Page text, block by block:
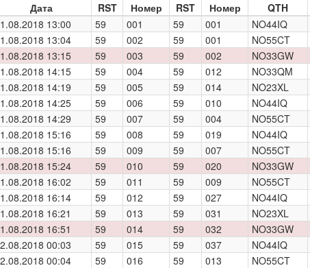
Дата
QTH
RST Номер RST
Номер
13:00 59 001 59 001 NO44IQ
13:04 59 002 59 001 NO55CT
13:15 59 003 59 002 NO33GW
14:15 59 004 59 012 NO33QM
14:19 59 005 59 014 NO23XL
14:25 59 006 59 010 NO44IQ
14:29 59 007 59 004 NO55CT
15:16 59 008 59 019 NO44IQ
15:16 59 009 59 007 NO55CT
15:24 59 010 59 020 NO33GW
16:02 59 011 59 009 NO55CT
16:14 59 012 59 027 NO44IQ
16:21 59 013 59 031 NO23XL
16:51 59 014 59 032 NO33GW
00:03 59 015 59 037 NO44IQ
00:04 59 016 59 013 NO55CT